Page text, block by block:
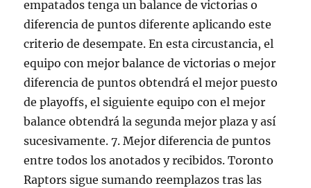
empatados tenga un balance de victorias o
diferencia de puntos diferente aplicando este
criterio de desempate. En esta circustancia, el
equipo con mejor balance de victorias o mejor
diferencia de puntos obtendrá el mejor puesto
de playoffs, el siguiente equipo con el mejor
balance obtendrá la segunda mejor plaza y así
sucesivamente. 7. Mejor diferencia de puntos
entre todos los anotados y recibidos. Toronto
Raptors sigue sumando reemplazos tras las